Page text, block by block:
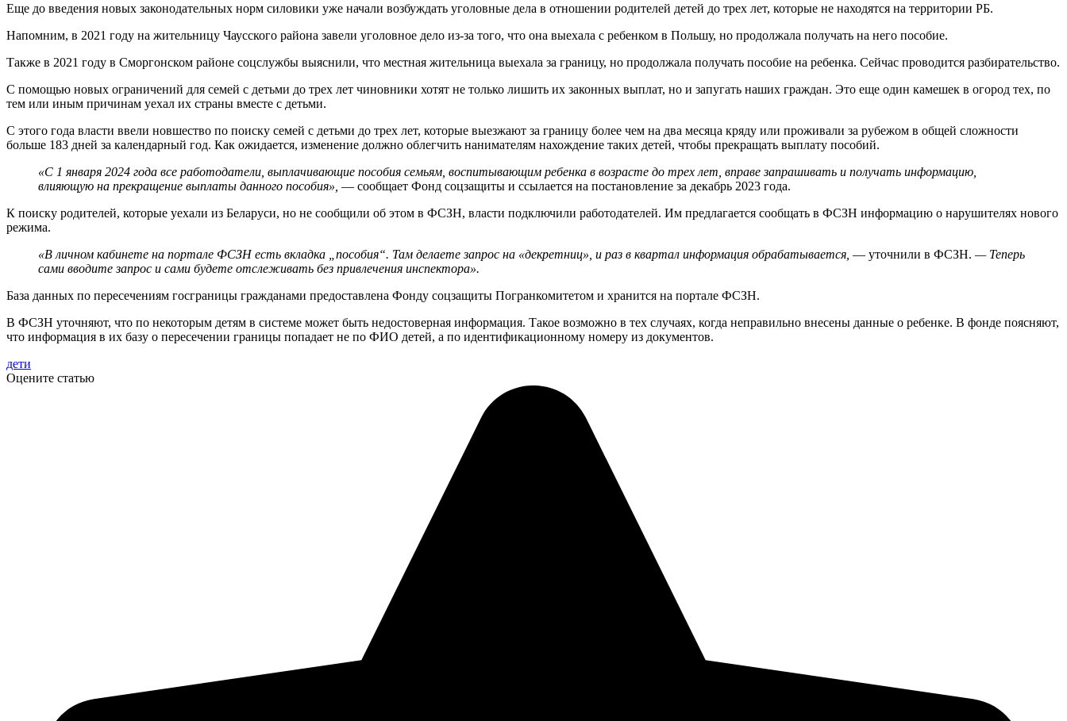
Еще до введения новых законодательных норм силовики уже начали возбуждать уголовные дела в отношении родителей детей до трех лет, которые не находятся на территории РБ.
Напомним, в 2021 году на жительницу Чаусского района завели уголовное дело из-за того, что она выехала с ребенком в Польшу, но продолжала получать на него пособие.
Также в 2021 году в Сморгонском районе соцслужбы выяснили, что местная жительница выехала за границу, но продолжала получать пособие на ребенка. Сейчас проводится разбирательство.
С помощью новых ограничений для семей с детьми до трех лет чиновники хотят не только лишить их законных выплат, но и запугать наших граждан. Это еще один камешек в огород тех, по
тем или иным причинам уехал их страны вместе с детьми.
С этого года власти ввели новшество по поиску семей с детьми до трех лет, которые выезжают за границу более чем на два месяца кряду или проживали за рубежом в общей сложности
больше 183 дней за календарный год. Как ожидается, изменение должно облегчить нанимателям нахождение таких детей, чтобы прекращать выплату пособий.
«С 1 января 2024 года все работодатели, выплачивающие пособия семьям, воспитывающим ребенка в возрасте до трех лет, вправе запрашивать и получать информацию,
влияющую на прекращение выплаты данного пособия», — сообщает Фонд соцзащиты и ссылается на постановление за декабрь 2023 года.
К поиску родителей, которые уехали из Беларуси, но не сообщили об этом в ФСЗН, власти подключили работодателей. Им предлагается сообщать в ФСЗН информацию о нарушителях нового
режима.
«В личном кабинете на портале ФСЗН есть вкладка „пособия“. Там делаете запрос на «декретниц», и раз в квартал информация обрабатывается, — уточнили в ФСЗН. — Теперь
сами вводите запрос и сами будете отслеживать без привлечения инспектора».
База данных по пересечениям госграницы гражданами предоставлена Фонду соцзащиты Погранкомитетом и хранится на портале ФСЗН.
В ФСЗН уточняют, что по некоторым детям в системе может быть недостоверная информация. Такое возможно в тех случаях, когда неправильно внесены данные о ребенке. В фонде поясняют,
что информация в их базу о пересечении границы попадает не по ФИО детей, а по идентификационному номеру из документов.
дети
Оцените статью